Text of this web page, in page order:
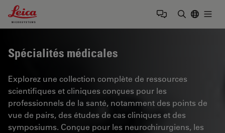
Leica Microsystems Logo
Spécialités médicales
Explorez une collection complète de ressources
scientifiques et cliniques conçues pour les
professionnels de la santé, notamment des points de
vue de pairs, des études de cas cliniques et des
symposiums. Conçue pour les neurochirurgiens, les